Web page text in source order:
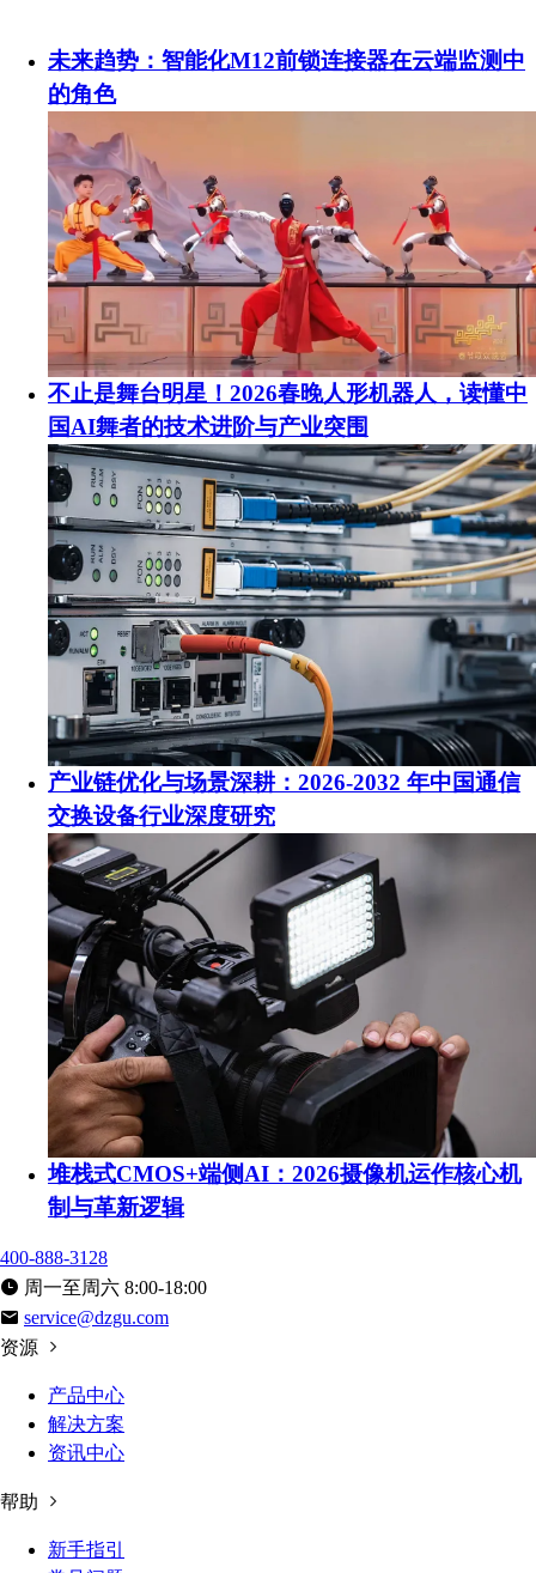
未来趋势：智能化M12前锁连接器在云端监测中
的角色
不止是舞台明星！2026春晚人形机器人，读懂中
国AI舞者的技术进阶与产业突围
产业链优化与场景深耕：2026-2032 年中国通信
交换设备行业深度研究
堆栈式CMOS+端侧AI：2026摄像机运作核心机
制与革新逻辑
400-888-3128
周一至周六 8:00-18:00
service@dzgu.com
资源
产品中心
解决方案
资讯中心
帮助
新手指引